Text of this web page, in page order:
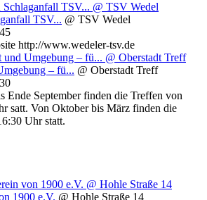
Schlaganfall TSV... @ TSV Wedel
TSV... @ TSV Wedel
http://www.wedeler-tsv.de
und Umgebung – fü... @ Oberstadt Treff
– fü... @ Oberstadt Treff
Ende September finden die Treffen von
satt. Von Oktober bis März finden die
Uhr statt.
von 1900 e.V. @ Hohle Straße 14
1900 e.V. @ Hohle Straße 14